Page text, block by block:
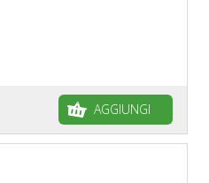
AGGIUNGI